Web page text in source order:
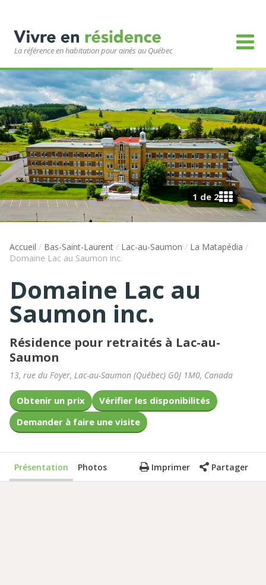
La référence en habitation pour ainés au Québec
1 de 2
Accueil / Bas-Saint-Laurent / Lac-au-Saumon / La Matapédia /
Domaine Lac au Saumon inc.
Domaine Lac au
Saumon inc.
Résidence pour retraités à Lac-au-
Saumon
13, rue du Foyer, Lac-au-Saumon (Québec) G0J 1M0, Canada
Obtenir un prix
Vérifier les disponibilités
Demander à faire une visite
Présentation Photos Imprimer Partager